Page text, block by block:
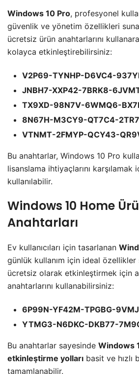
Windows 10 Pro, profesyonel
güvenlik ve yönetim özellikleri
ücretsiz ürün anahtarlarını
kolayca etkinleştirebilirsiniz:
V2P69-TYNHP-D6VC4-
JNBH7-XXP42-7BRK8-
TX9XD-98N7V-6WMQ6-
8N67H-M3CY9-QT7C4-
VTNMT-2FMYP-QCY43-
Bu anahtarlar, Windows 10 Pro
lisanslama ihtiyaçlarını
kullanılabilir.
Windows 10 Home
Anahtarları
Ev kullanıcıları için tasarlanan
günlük kullanım için ideal özellikler
ücretsiz olarak etkinleştirmek için
anahtarlarını kullanabilirsiniz:
6P99N-YF42M-TPGBG-
YTMG3-N6DKC-DKB77-
Bu anahtarlar sayesinde Windows
etkinleştirme yolları basit ve hızlı
tamamlanabilir.